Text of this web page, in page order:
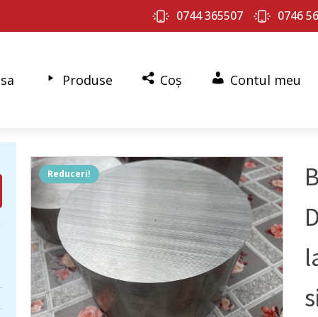
0744 365507 0746
Produse Coș Contul meu
Reduceri!